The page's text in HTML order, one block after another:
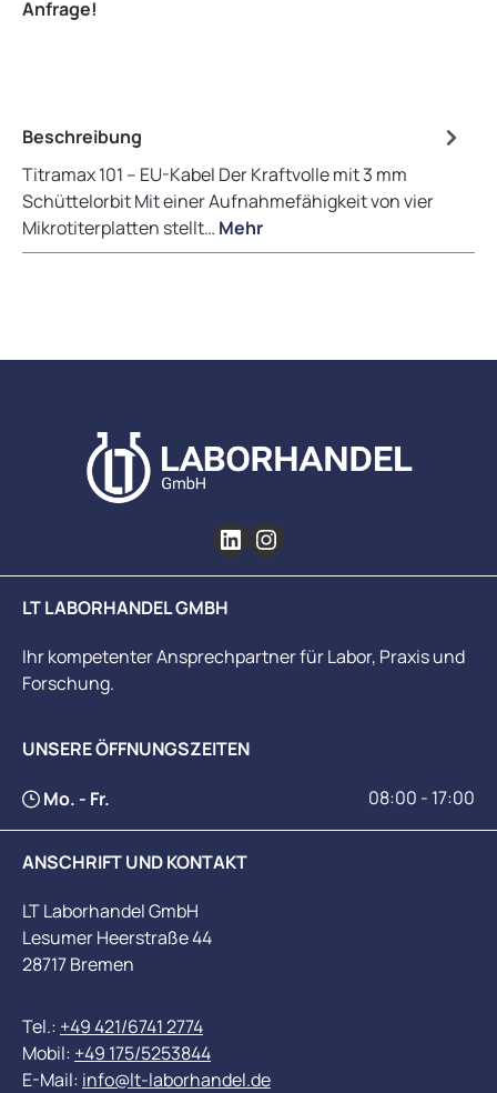
Anfrage!
Beschreibung
Titramax 101 -- EU-Kabel Der Kraftvolle mit 3 mm
Schüttelorbit Mit einer Aufnahmefähigkeit von vier
Mikrotiterplatten stellt… Mehr
LT LABORHANDEL GMBH
Ihr kompetenter Ansprechpartner für Labor, Praxis und
Forschung.
UNSERE ÖFFNUNGSZEITEN
Mo. - Fr. 08:00 - 17:00
ANSCHRIFT UND KONTAKT
LT Laborhandel GmbH
Lesumer Heerstraße 44
28717 Bremen
Tel.: +49 421/6741 2774
Mobil: +49 175/5253844
E-Mail: info@lt-laborhandel.de